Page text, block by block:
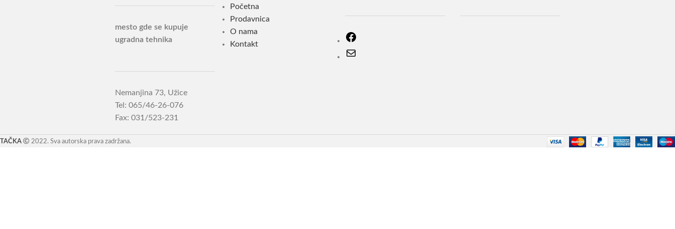
mesto gde se kupuje
ugradna tehnika
Nemanjina 73, Užice
Tel: 065/46-26-076
Fax: 031/523-231
Početna
Prodavnica
O nama
Kontakt
TAČKA 2022. Sva autorska prava zadržana.